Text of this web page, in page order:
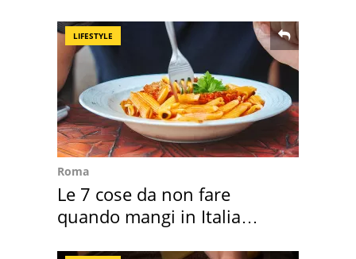
LIFESTYLE
Roma
Le 7 cose da non fare
quando mangi in Italia